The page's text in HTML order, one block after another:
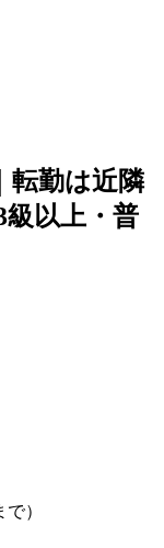
転勤は近隣
以上・普
）